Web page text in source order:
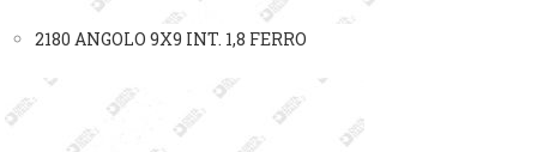
2180 ANGOLO 9X9 INT. 1,8 FERRO